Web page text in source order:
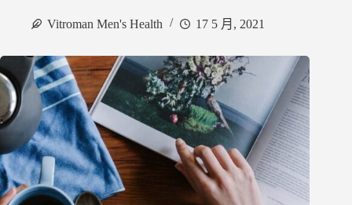
Vitroman Men's Health 17 5 月, 2021